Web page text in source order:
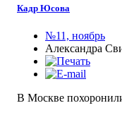
Кадр Юсова
№11, ноябрь
Александра
В Москве